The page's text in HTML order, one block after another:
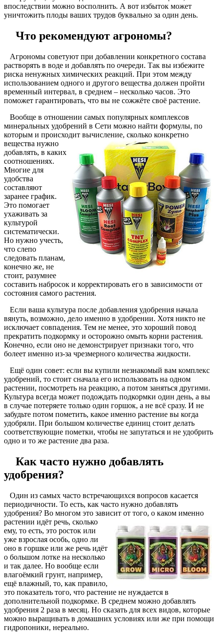
впоследствии можно восполнить. А вот избыток может
уничтожить плоды ваших трудов буквально за один день.
Что рекомендуют агрономы?
Агрономы советуют при добавлении конкретного состава
растворять в воде и добавлять по очереди. Так вы избежите
риска ненужных химических реакций. При этом между
использованием одного и другого вещества должен пройти
временный интервал, в среднем – несколько часов. Это
поможет гарантировать, что вы не сожжёте своё растение.
Вообще в отношении самых популярных комплексов
минеральных удобрений в Сети можно найти формулы, по
которым и происходит вычисление, сколько конкретно
вещества нужно
добавлять, в каких
соотношениях.
Многие для
удобства
составляют
заранее график.
Это помогает
ухаживать за
культурой
систематически.
Но нужно учесть,
что слепо
следовать планам,
конечно же, не
стоит, разумнее
составить набросок и корректировать его в зависимости от
состояния самого растения.
Если ваша культура после добавления удобрения начала
вянуть, возможно, дело именно в удобрении. Хотя никто не
исключает совпадения. Тем не менее, это хороший повод
прекратить подкормку и осторожно омыть корни растения.
Конечно, если оно не демонстрирует признаки того, что
болеет именно из-за чрезмерного количества жидкости.
Ещё один совет: если вы купили незнакомый вам комплекс
удобрений, то стоит сначала его использовать на одном
растении, посмотреть на реакцию, а потом заняться другими.
Культура всегда может подождать подкормки один день, а вы
в случае потеряете только один горшок, а не всё сразу. И не
забудьте потом пометить, какое именно растение вы когда
удобряли. При большом количестве единиц стоит делать
соответствующие пометки, чтобы не запутаться и не удобрить
одно и то же растение два раза.
Как часто нужно добавлять
удобрения?
Один из самых часто встречающихся вопросов касается
периодичности. То есть, как часто нужно добавлять
удобрения? Во многом это зависит от того, о каком именно
растении идёт речь, сколько
ему, то есть, это росток или
уже взрослая особь, одно ли
оно в горшке или же речь идёт
о большом лотке на несколько
и так далее. Но вообще если
влагоёмкий грунт, например,
ещё влажный, то, как правило,
это показатель того, что растение не нуждается в
дополнительной подкормке. В среднем можно добавлять
удобрения 2 раза в месяц. Но сказать для всех видов, которые
можно выращивать в домашних условиях или же при помощи
гидропоники, нереально.